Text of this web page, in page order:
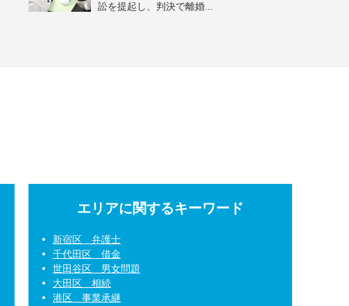
訟を提起し、判決で離婚...
エリアに関するキーワード
新宿区 弁護士
千代田区 借金
世田谷区 男女問題
大田区 相続
港区 事業承継